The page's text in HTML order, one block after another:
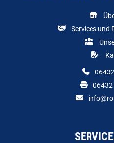
Services und
06432